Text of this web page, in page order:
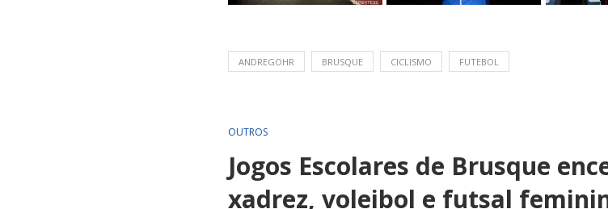
ANDREGOHR BRUSQUE CICLISMO FUTEBOL
OUTROS
Jogos Escolares de Brusque
xadrez, voleibol e futsal